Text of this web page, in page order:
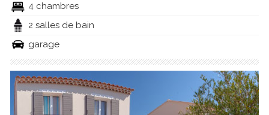
4 chambres
2 salles de bain
garage